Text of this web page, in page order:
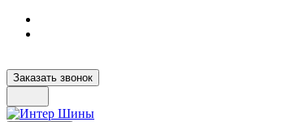
Заказать звонок